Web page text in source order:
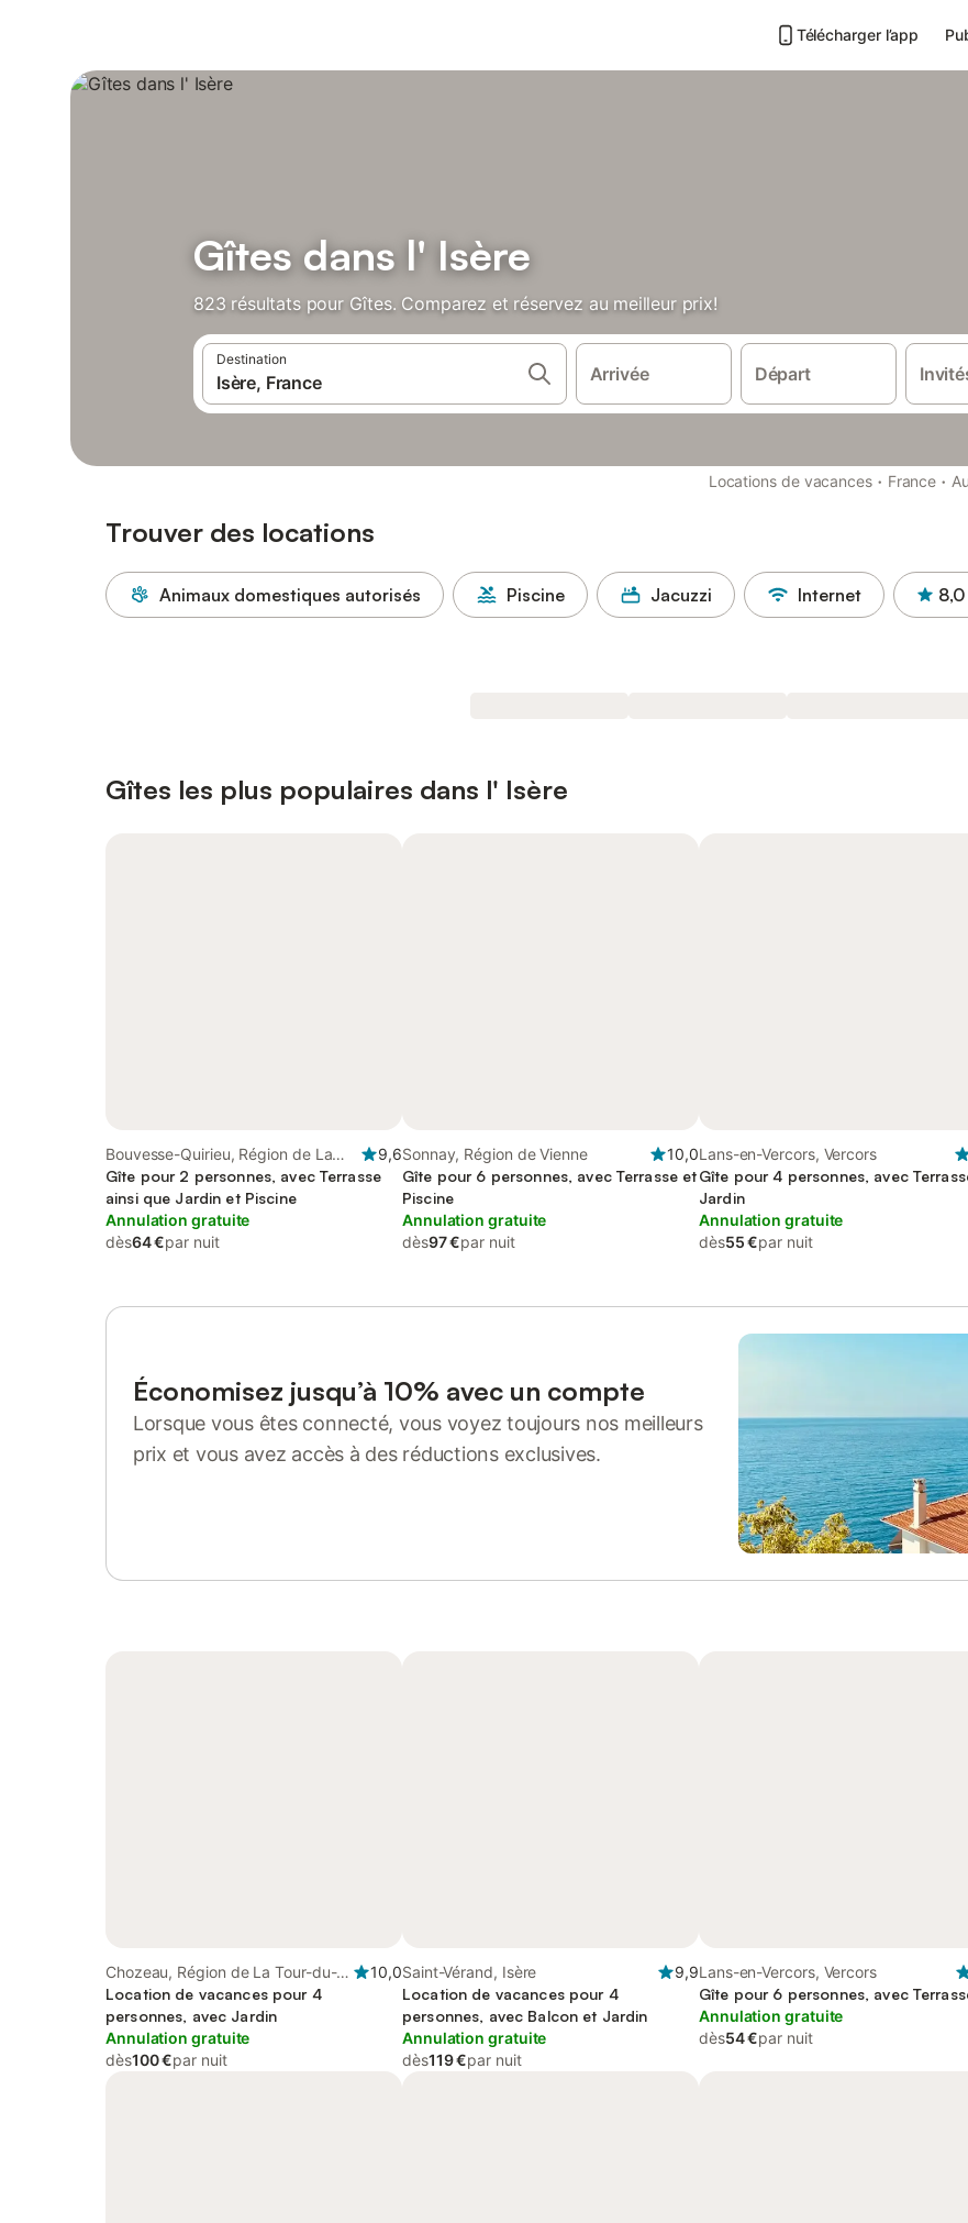
Télécharger l’app
Gîtes dans l' Isère
823 résultats pour Gîtes. Comparez et réservez au meilleur prix!
Destination
Arrivée Départ
Locations de vacances · France ·
Trouver des locations
Animaux domestiques autorisés Piscine Jacuzzi Internet 8,0
Gîtes les plus populaires dans l' Isère
Bouvesse-Quirieu, Région de La
Tour-du-Pin
9,6
Gîte pour 2 personnes, avec Terrasse
ainsi que Jardin et Piscine
Annulation gratuite
dès64 €par nuit
Sonnay, Région de Vienne
10,0
Gîte pour 6 personnes, avec Terrasse et
Piscine
Annulation gratuite
dès97 €par nuit
Lans-en-Vercors, Vercors
Gîte pour 4 personnes, avec
Jardin
Annulation gratuite
dès55 €par nuit
Économisez jusqu’à 10% avec un compte
Lorsque vous êtes connecté, vous voyez toujours nos meilleurs
prix et vous avez accès à des réductions exclusives.
Chozeau, Région de La Tour-du-
Pin
10,0
Location de vacances pour 4
personnes, avec Jardin
Annulation gratuite
dès100 €par nuit
Saint-Vérand, Isère
9,9
Location de vacances pour 4
personnes, avec Balcon et Jardin
Annulation gratuite
dès119 €par nuit
Lans-en-Vercors, Vercors
Gîte pour 6 personnes, avec
Annulation gratuite
dès54 €par nuit